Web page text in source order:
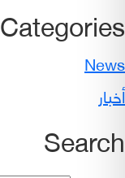
Categories
News
أخبار
Search